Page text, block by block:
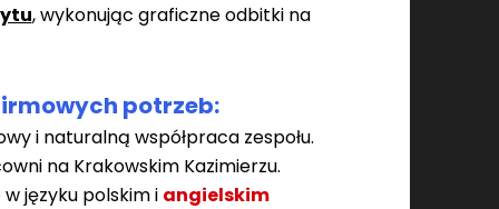
, wykonując graficzneodbitki na
potrzeb:
i naturalną współpraca zespołu.
na Krakowskim Kazimierzu.
języku polskim i angielskim